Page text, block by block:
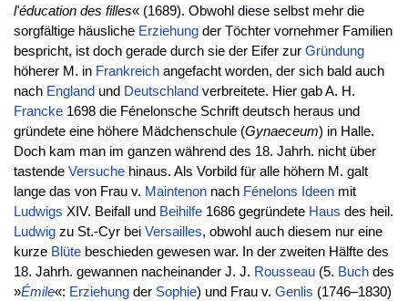
l'éducation des filles« (1689). Obwohl diese selbst mehr die
sorgfältige häusliche Erziehungder Töchter vornehmer Familien
bespricht, ist doch gerade durch sie der Eifer zur Gründung
höherer M. in Frankreichangefacht worden, der sich bald auch
nach England und Deutschland verbreitete. Hier gab A. H.
Francke1698 die Fénelonsche Schrift deutsch heraus und
gründete eine höhere Mädchenschule (Gynaeceum) in Halle.
Doch kam man im ganzen während des 18. Jahrh. nicht über
tastende Versuchehinaus. Als Vorbild für alle höhern M. galt
lange das von Frau v. Maintenonnach Fénelons Ideenmit
Ludwigs XIV. Beifall und Beihilfe1686 gegründete Haus des heil.
Ludwigzu St.-Cyr bei Versailles, obwohl auch diesem nur eine
kurze Blütebeschieden gewesen war. In der zweiten Hälfte des
18. Jahrh. gewannen nacheinander J. J. Rousseau(5. Buchdes
»Émile«: Erziehungder Sophie) und Frau v. Genlis (1746–1830)